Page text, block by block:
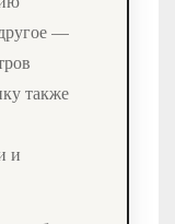
—
также
и